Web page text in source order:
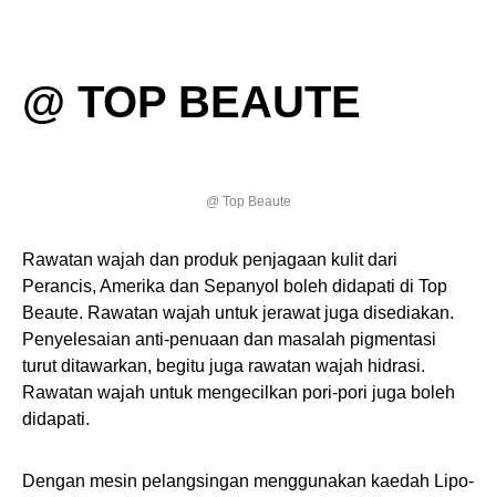
@ TOP BEAUTE
@ Top Beaute
Rawatan wajah dan produk penjagaan kulit dari
Perancis, Amerika dan Sepanyol boleh didapati di Top
Beaute. Rawatan wajah untuk jerawat juga disediakan.
Penyelesaian anti-penuaan dan masalah pigmentasi
turut ditawarkan, begitu juga rawatan wajah hidrasi.
Rawatan wajah untuk mengecilkan pori-pori juga boleh
didapati.
Dengan mesin pelangsingan menggunakan kaedah Lipo-